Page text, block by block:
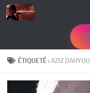
Skip to content
ÉTIQUETÉ :AZIZ